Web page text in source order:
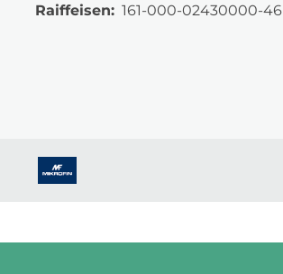
Raiffeisen:161-000-02430000-46